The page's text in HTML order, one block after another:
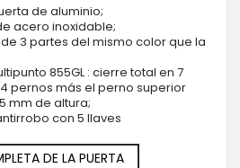
de aluminio;
acero inoxidable;
3 partes del mismo color que la
855GL : cierre total en 7
pernos más el perno superior
mm de altura;
con 5 llaves
DE LA PUERTA